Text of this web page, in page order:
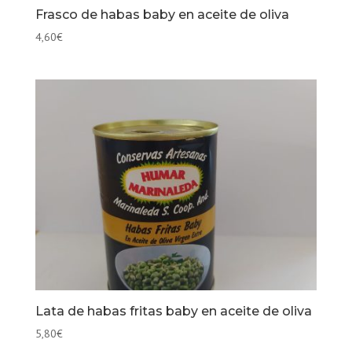
Frasco de habas baby en aceite de oliva
4,60€
Lata de habas fritas baby en aceite de oliva
5,80€